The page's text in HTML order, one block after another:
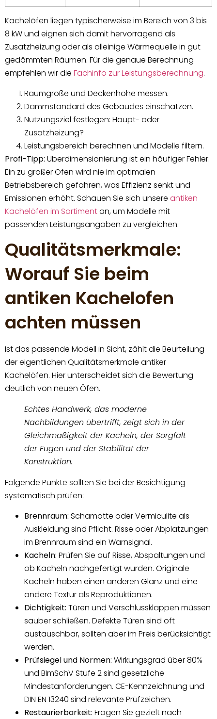
Kachelöfen liegen typischerweise im Bereich von 3 bis
8 kW und eignen sich damit hervorragend als
Zusatzheizung oder als alleinige Wärmequelle in gut
gedämmten Räumen. Für die genaue Berechnung
empfehlen wir die Fachinfo zur Leistungsberechnung.
Raumgröße und Deckenhöhe messen.
Dämmstandard des Gebäudes einschätzen.
Nutzungsziel festlegen: Haupt- oder
Zusatzheizung?
Leistungsbereich berechnen und Modelle filtern.
Profi-Tipp: Überdimensionierung ist ein häufiger Fehler.
Ein zu großer Ofen wird nie im optimalen
Betriebsbereich gefahren, was Effizienz senkt und
Emissionen erhöht. Schauen Sie sich unsere antiken
Kachelöfen im Sortimentan, um Modelle mit
passenden Leistungsangaben zu vergleichen.
Qualitätsmerkmale:
Worauf Sie beim
antiken Kachelofen
achten müssen
Ist das passende Modell in Sicht, zählt die Beurteilung
der eigentlichen Qualitätsmerkmale antiker
Kachelöfen. Hier unterscheidet sich die Bewertung
deutlich von neuen Öfen.
Echtes Handwerk, das moderne
Nachbildungen übertrifft, zeigt sich in der
Gleichmäßigkeit der Kacheln, der Sorgfalt
der Fugen und der Stabilität der
Konstruktion.
Folgende Punkte sollten Sie bei der Besichtigung
systematisch prüfen:
Brennraum: Schamotte oder Vermiculite als
Auskleidung sind Pflicht. Risse oder Abplatzungen
im Brennraum sind ein Warnsignal.
Kacheln: Prüfen Sie auf Risse, Abspaltungen und
ob Kacheln nachgefertigt wurden. Originale
Kacheln haben einen anderen Glanz und eine
andere Textur als Reproduktionen.
Dichtigkeit: Türen und Verschlussklappen müssen
sauber schließen. Defekte Türen sind oft
austauschbar, sollten aber im Preis berücksichtigt
werden.
Prüfsiegel und Normen: Wirkungsgrad über 80%
und BImSchV Stufe 2 sind gesetzliche
Mindestanforderungen. CE-Kennzeichnung und
DIN EN 13240 sind relevante Prüfzeichen.
Restaurierbarkeit: Fragen Sie gezielt nach